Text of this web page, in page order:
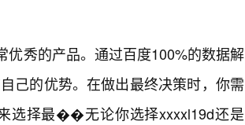
优秀的产品。通过百度100%的数据解
己的优势。在做出最终决策时，你需
选择最��无论你选择xxxxl19d还是